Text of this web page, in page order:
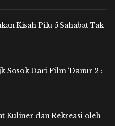
Kisah Pilu 5 Sahabat Tak
Sosok Dari Film ‘Danur 2 :
Kuliner dan Rekreasi oleh